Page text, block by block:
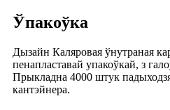
Ўпакоўка
Дызайн Каляровая ўнутраная
пенапластавай упакоўкай, з
Прыкладна 4000 штук
кантэйнера.